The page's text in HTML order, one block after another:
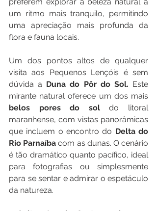
preferem explorar a beleza natural a
um ritmo mais tranquilo, permitindo
uma apreciação mais profunda da
flora e fauna locais.
Um dos pontos altos de qualquer
visita aos Pequenos Lençóis é sem
dúvida a Duna do Pôr do Sol. Este
belos pores do sol do litoral
maranhense, com vistas panorâmicas
que incluem o encontro do Delta do
Rio Parnaíba com as dunas. O cenário
é tão dramático quanto pacífico, ideal
para fotografias ou simplesmente
para se sentar e admirar o espetáculo
da natureza.